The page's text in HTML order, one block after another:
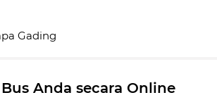
Gading
Anda secara Online